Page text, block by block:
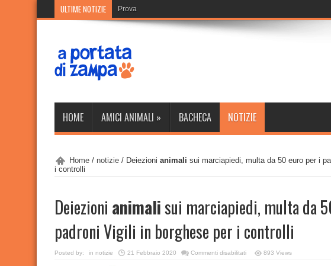
ULTIME NOTIZIE Prova
HOME AMICI ANIMALI » BACHECA NOTIZIE
Home / notizie / Deiezioni animali sui marciapiedi, multa da 50 euro per i
i controlli
Deiezioni animalisui marciapiedi, multa da
padroni Vigili in borghese per i controlli
Posted by: in notizie 21 Febbraio 2020 Commenti disabilitatisu
893 Views